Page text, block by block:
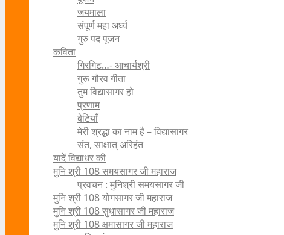
जयमाला
संपूर्ण महा अर्घ्य
गुरु पद पूजन
कविता
गिरगिट…- आचार्यश्री
गुरू गौरव गीता
तुम विद्यासागर हो
प्रणाम
बेटियाँ
मेरी श्रद्धा का नाम है – विद्यासागर
संत, साक्षात् अरिहंत
यादें विद्याधर की
मुनि श्री 108 समयसागर जी महाराज
प्रवचन : मुनिश्री समयसागर जी
मुनि श्री 108 योगसागर जी महाराज
मुनि श्री 108 सुधासागर जी महाराज
मुनि श्री 108 क्षमासागर जी महाराज